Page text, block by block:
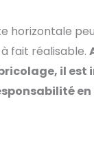
horizontale
fait réalisable.
il
en